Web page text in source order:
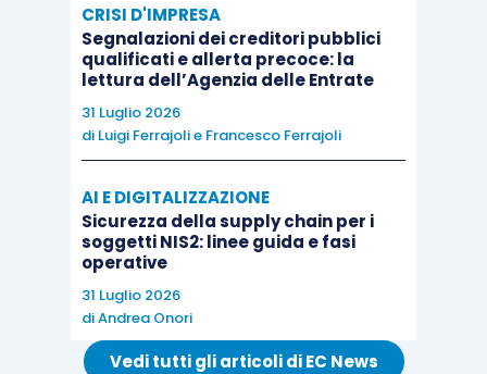
CRISI D'IMPRESA
Segnalazioni dei creditori pubblici
qualificati e allerta precoce: la
lettura dell’Agenzia delle Entrate
31 Luglio 2026
di Luigi Ferrajolie Francesco Ferrajoli
AI E DIGITALIZZAZIONE
Sicurezza della supply chain per i
soggetti NIS2: linee guida e fasi
operative
31 Luglio 2026
diAndrea Onori
Vedi tutti gli articoli di EC News